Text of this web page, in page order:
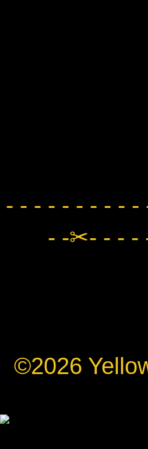
- - - - - - - - -
- -✂- - - -
©2026